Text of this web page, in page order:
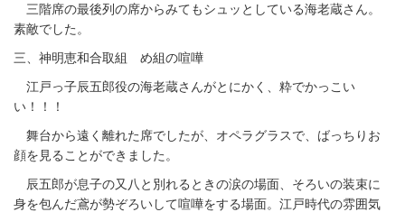
三階席の最後列の席からみてもシュッとしている海老蔵さん。
素敵でした。
三、神明恵和合取組 め組の喧嘩
江戸っ子辰五郎役の海老蔵さんがとにかく、粋でかっこい
い！！！
舞台から遠く離れた席でしたが、オペラグラスで、ばっちりお
顔を見ることができました。
辰五郎が息子の又八と別れるときの涙の場面、そろいの装束に
身を包んだ鳶が勢ぞろいして喧嘩をする場面。江戸時代の雰囲気